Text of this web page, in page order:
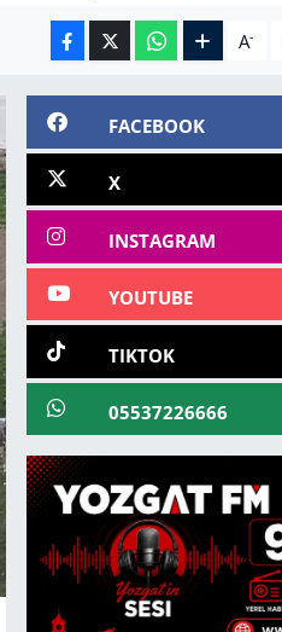
A-
FACEBOOK
X
INSTAGRAM
YOUTUBE
TIKTOK
05537226666